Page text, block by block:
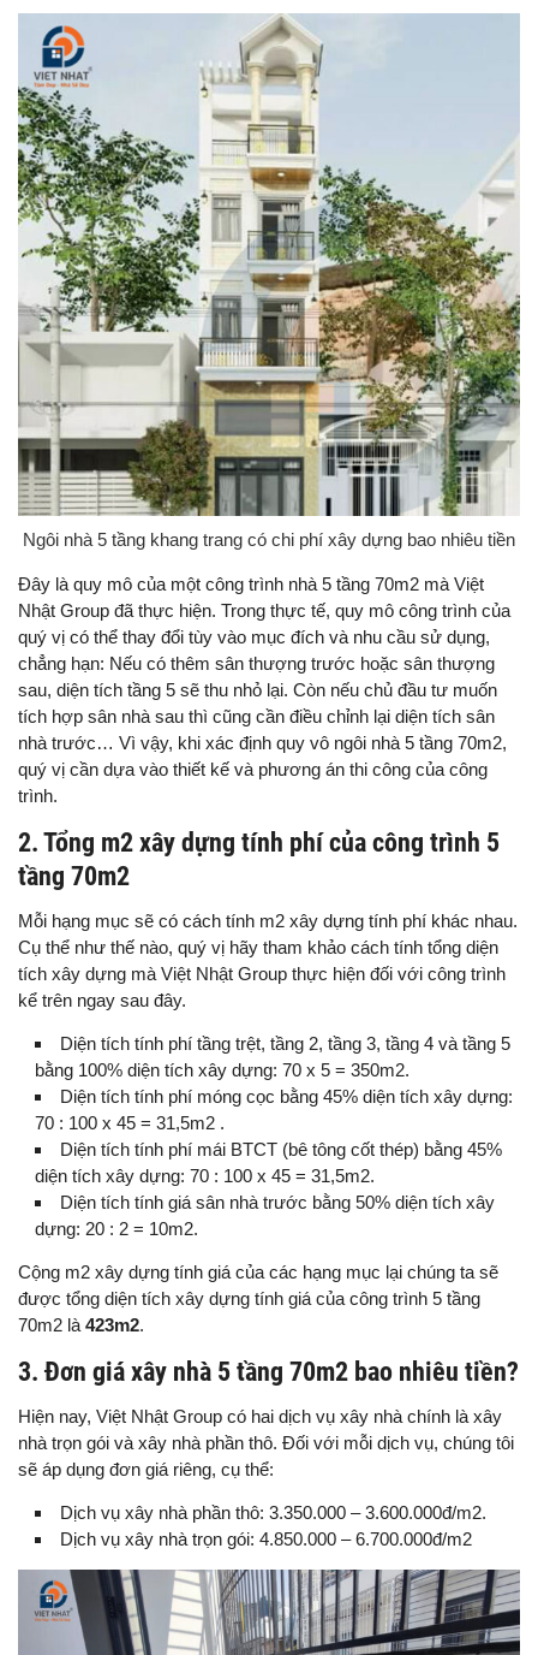
Ngôi nhà 5 tầng khang trang có chi phí xây dựng bao nhiêu tiền
Đây là quy mô của một công trình nhà 5 tầng 70m2 mà Việt
Nhật Group đã thực hiện. Trong thực tế, quy mô công trình của
quý vị có thể thay đổi tùy vào mục đích và nhu cầu sử dụng,
chẳng hạn: Nếu có thêm sân thượng trước hoặc sân thượng
sau, diện tích tầng 5 sẽ thu nhỏ lại. Còn nếu chủ đầu tư muốn
tích hợp sân nhà sau thì cũng cần điều chỉnh lại diện tích sân
nhà trước… Vì vậy, khi xác định quy vô ngôi nhà 5 tầng 70m2,
quý vị cần dựa vào thiết kế và phương án thi công của công
trình.
2. Tổng m2 xây dựng tính phí của công trình 5
tầng 70m2
Mỗi hạng mục sẽ có cách tính m2 xây dựng tính phí khác nhau.
Cụ thể như thế nào, quý vị hãy tham khảo cách tính tổng diện
tích xây dựng mà Việt Nhật Group thực hiện đối với công trình
kể trên ngay sau đây.
Diện tích tính phí tầng trệt, tầng 2, tầng 3, tầng 4 và tầng 5
bằng 100% diện tích xây dựng: 70 x 5 = 350m2.
Diện tích tính phí móng cọc bằng 45% diện tích xây dựng:
70 : 100 x 45 = 31,5m2 .
Diện tích tính phí mái BTCT (bê tông cốt thép) bằng 45%
diện tích xây dựng: 70 : 100 x 45 = 31,5m2.
Diện tích tính giá sân nhà trước bằng 50% diện tích xây
dựng: 20 : 2 = 10m2.
Cộng m2 xây dựng tính giá của các hạng mục lại chúng ta sẽ
được tổng diện tích xây dựng tính giá của công trình 5 tầng
70m2 là 423m2.
3. Đơn giá xây nhà 5 tầng 70m2 bao nhiêu tiền?
Hiện nay, Việt Nhật Group có hai dịch vụ xây nhà chính là xây
nhà trọn gói và xây nhà phần thô. Đối với mỗi dịch vụ, chúng tôi
sẽ áp dụng đơn giá riêng, cụ thể:
Dịch vụ xây nhà phần thô: 3.350.000 – 3.600.000đ/m2.
Dịch vụ xây nhà trọn gói: 4.850.000 – 6.700.000đ/m2